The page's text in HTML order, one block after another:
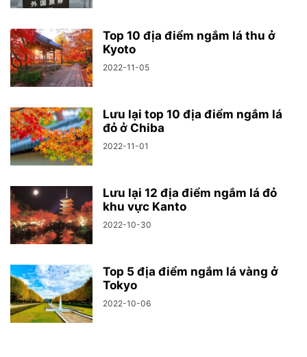
Top 10 địa điểm ngắm lá thu ở
Kyoto
2022-11-05
Lưu lại top 10 địa điểm ngắm lá
đỏ ở Chiba
2022-11-01
Lưu lại 12 địa điểm ngắm lá đỏ
khu vực Kanto
2022-10-30
Top 5 địa điểm ngắm lá vàng ở
Tokyo
2022-10-06